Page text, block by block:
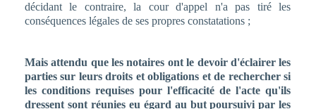
décidant le contraire, la cour d'appel n'a pas tiré les
conséquences légales de ses propres constatations ;
Mais attendu que les notaires ont le devoir d'éclairer les
parties sur leurs droits et obligations et de rechercher si
les conditions requises pour l'efficacité de l'acte qu'ils
dressent sont réunies eu égard au but poursuivi par les